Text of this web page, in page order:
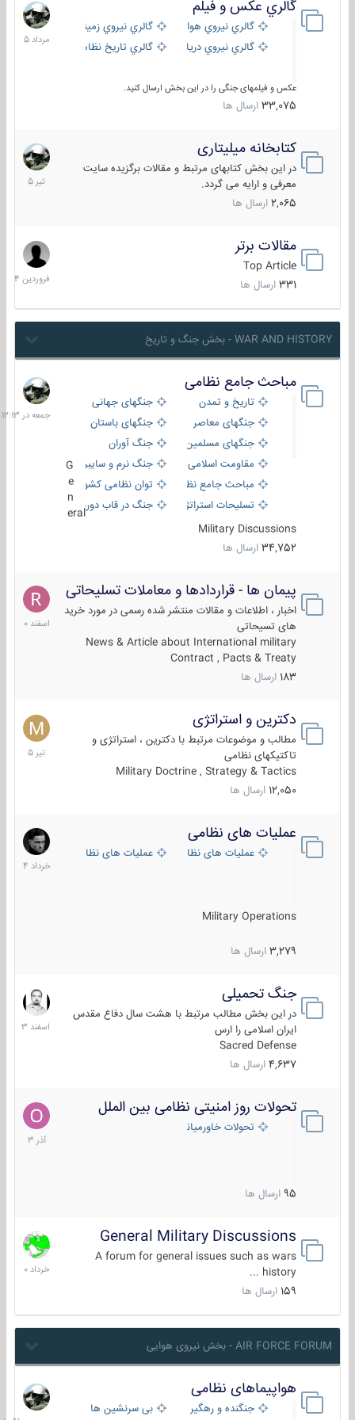
گالري عكس و فيلم
گالري نيروي هوايي
گالري نيروي زميني
گالري نيروي دريايي
گالري تاریخ نظامی
عکس و فیلمهای جنگی را در این بخش ارسال کنید.
33,075 ارسال ها
13
مرداد
کتابخانه میلیتاری
در این بخش کتابهای مرتبط و مقالات برگزیده سایت
معرفی و ارایه می گردد.
2,065 ارسال ها
16
تیر
مقالات برتر
Top Article
331 ارسال ها
29
1404
WAR AND HISTORY - بخش جنگ و تاریخ
مباحث جامع نظامی
تاریخ و تمدن
جنگهای جهانی
جنگهای معاصر
جنگهای باستان
جنگهای مسلمین
جنگ آوران
مقاومت اسلامی
جنگ نرم و سایبری
مباحث جامع نظامی
توان نظامی کشورها
تسلیحات استراتژیک
جنگ در قاب دوربین
G
e
n
eral
Military Discussions
34,752 ارسال ها
جمعه
در
12:13
پیمان ها - قراردادها و معاملات تسلیحاتی
اخبار ، اطلاعات و مقالات منتشر شده رسمی در مورد خرید
های تسیحاتی
News & Article about International military
Contract , Pacts & Treaty
183 ارسال ها
7
اسفند
دکترین و استراتژی
مطالب و موضوعات مرتبط با دکترین ، استراتژی و
تاکتیکهای نظامی
Military Doctrine , Strategy & Tactics
12,050 ارسال ها
27
تیر
عملیات های نظامی
عملیات های نظامی ایرانعملیات های نظامی خارجی
Military Operations
3,279 ارسال ها
5
خرداد
1404
جنگ تحمیلی
در این بخش مطالب مرتبط با هشت سال دفاع مقدس
ایران اسلامی را ارس
Sacred Defense
4,637 ارسال ها
20
اسفند
1403
تحولات روز امنیتی نظامی بین الملل
تحولات خاورمیانه
95 ارسال ها
21
آذر
General Military Discussions
A forum for general issues such as wars
history ...
159 ارسال ها
10
خرداد
AIR FORCE FORUM - بخش نیروی هوایی
هواپیماهای نظامی
جنگنده و رهگیر بی سرنشین ها
جمعه
در